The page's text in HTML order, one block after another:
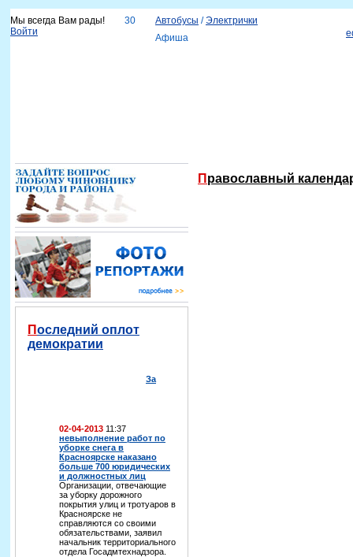
Мы всегда Вам рады!
Войти
30 Автобусы /Электрички
Афиша
Последний оплот
демократии
02-04-2013 11:37
За
невыполнение работ по
уборке снега в
Красноярске наказано
больше 700 юридических
и должностных лиц
Организации, отвечающие
за уборку дорожного
покрытия улиц и тротуаров в
Красноярске не
справляются со своими
обязательствами, заявил
начальник территориального
отдела Госадмтехнадзора.
Православный